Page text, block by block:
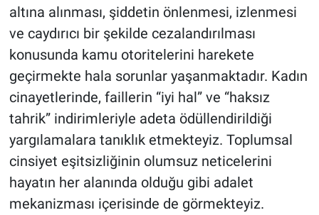
altına alınması, şiddetin önlenmesi, izlenmesi
ve caydırıcı bir şekilde cezalandırılması
konusunda kamu otoritelerini harekete
geçirmekte hala sorunlar yaşanmaktadır. Kadın
cinayetlerinde, faillerin “iyi hal” ve “haksız
tahrik” indirimleriyle adeta ödüllendirildiği
yargılamalara tanıklık etmekteyiz. Toplumsal
cinsiyet eşitsizliğinin olumsuz neticelerini
hayatın her alanında olduğu gibi adalet
mekanizması içerisinde de görmekteyiz.